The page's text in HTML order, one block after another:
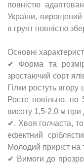
повністю
України, вирощений
в грунт повністю
Основні
✔ Форма та
зростаючий сорт
Гілки ростуть
Росте повільно, по
висоту 1,5-2,0 м при
✔. Хвоя голчаста,
ефектний
Молодий приріст на
✔ Вимоги до